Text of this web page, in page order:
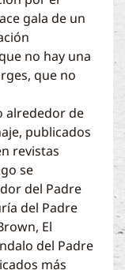
gala de un
no hay una
que no
alrededor de
publicados
revistas
se
del Padre
del Padre
El
del Padre
más